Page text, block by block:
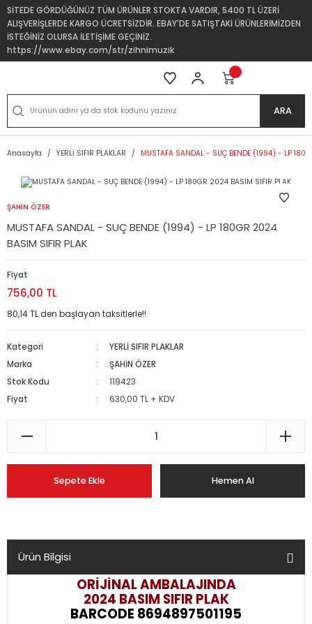
SİTEDE GÖRDÜĞÜNÜZ TÜM ÜRÜNLER STOKTA VARDIR, 5400 TL ÜZERİ
ALIŞVERİŞLERDE KARGO ÜCRETSİZDİR. EBAY'DE SATIŞTAKİ ÜRÜNLERİMİZDEN
İSTEĞİNİZ OLURSA İLETİŞİME GEÇİNİZ.
https://www.ebay.com/str/zihnimuzik
ARA
Anasayfa YERLİ SIFIR PLAKLAR MUSTAFA SANDAL - SUÇ BENDE (1994) - LP
ŞAHİN ÖZER
MUSTAFA SANDAL - SUÇ BENDE (1994) - LP 180GR 2024
BASIM SIFIR PLAK
Fiyat
756,00 TL
80,14 TL den başlayan taksitlerle!!
Kategori
YERLİ SIFIR PLAKLAR
Marka
ŞAHİN ÖZER
Stok Kodu
119423
Fiyat
630,00 TL + KDV
Sepete Ekle Hemen Al
Ürün Bilgisi
ORİJİNAL AMBALAJINDA
2024 BASIM SIFIR PLAK
BARCODE 8694897501195